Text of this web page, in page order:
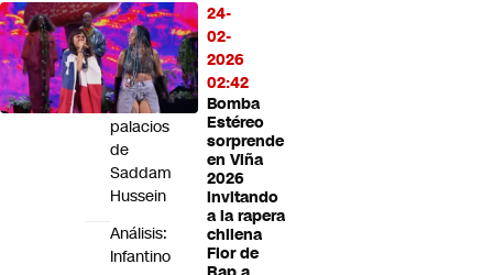
24-
02-
2026
02:42
Bomba
Estéreo
sorprende
en Viña
2026
invitando
a la rapera
chilena
Flor de
la
Casa
Blanca
con
los
palacios
de
Saddam
Hussein
Análisis:
Infantino